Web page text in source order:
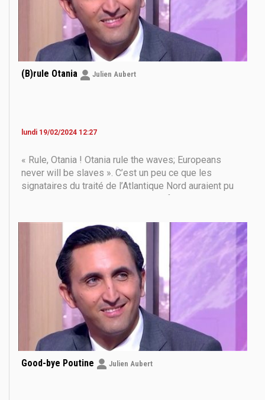
(B)rule Otania Julien Aubert
lundi 19/02/2024 12:27
« Rule, Otania ! Otania rule the waves; Europeans
never will be slaves ». C’est un peu ce que les
signataires du traité de l’Atlantique Nord auraient pu
chanter en chœur lorsque l’Alliance fut créée le 4 avril
Canada, et d'autre part les signataires
Good-bye Poutine Julien Aubert